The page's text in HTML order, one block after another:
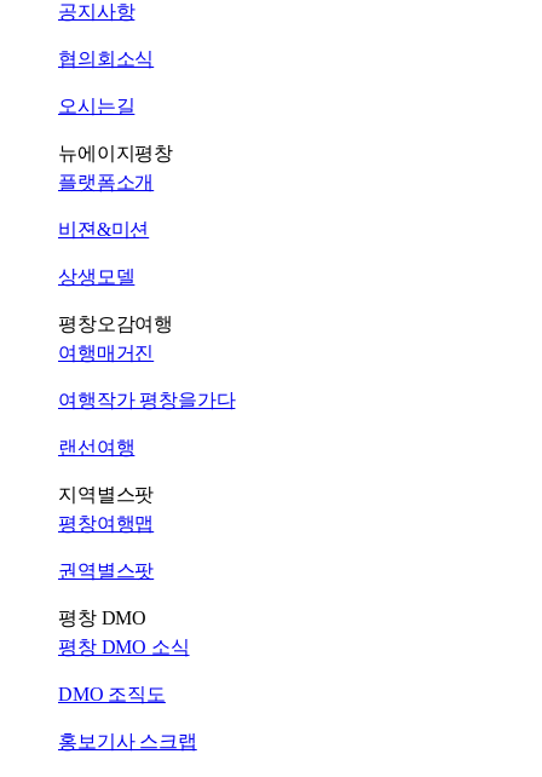
공지사항
협의회소식
오시는길
뉴에이지평창
플랫폼소개
비젼&미션
상생모델
평창오감여행
여행매거진
여행작가 평창을가다
랜선여행
지역별스팟
평창여행맵
권역별스팟
평창 DMO
평창 DMO 소식
DMO 조직도
홍보기사 스크랩